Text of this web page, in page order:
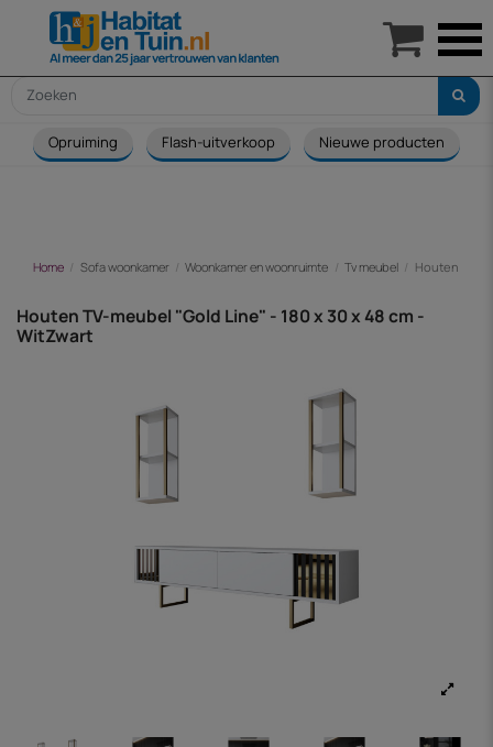
Opruiming Flash-uitverkoop Nieuwe producten
Home Sofa woonkamer Woonkamer en woonruimte Tv meubel Houten TV-
Houten TV-meubel "Gold Line" - 180 x 30 x 48 cm -
WitZwart
